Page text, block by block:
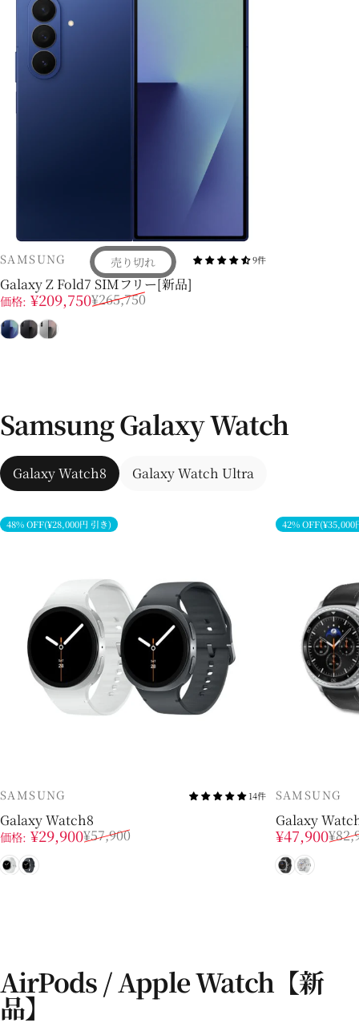
売り切れ
販売業者
SAMSUNG 9件
Galaxy Z Fold7 SIMフリー[新品]
販売価格
価格: ¥209,750
通常価格 ¥265,750
ブルー シャドウ
ジェットブラック
シルバー シャドウ
Samsung Galaxy Watch
Galaxy Watch8 Galaxy Watch Ultra
48% OFF(¥28,000円 引き)
販売業者
SAMSUNG 14件
Galaxy Watch8
販売価格
価格: ¥29,900
通常価格 ¥57,900
シルバー
グラファイト
42% OFF(¥35,000
販売業者
SAMSUNG
Galaxy
販売価格
¥47,900
通常価格
ブラック
ホワイト
AirPods / Apple Watch【新
品】